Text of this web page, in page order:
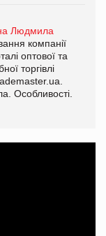
Людмила
компанії
оптової та
торгівлі
Особливості.